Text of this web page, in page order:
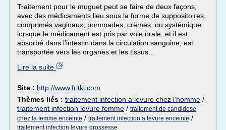
Traitement pour le muguet peut se faire de deux façons,
avec des médicaments lieu sous la forme de suppositoires,
comprimés vaginaux, pommades, crèmes, ou systémique
lorsque le médicament est pris par voie orale, et il est
absorbé dans l'intestin dans la circulation sanguine, est
transportée vers les organes et les tissus...
Lire la suite
Site : http://www.fritki.com
Thèmes liés : traitement infection a levure chez l'homme /
traitement infection levure femme / traitement de candidose
chez la femme enceinte / traitement infection a levure enceinte /
traitement infection levure grossesse